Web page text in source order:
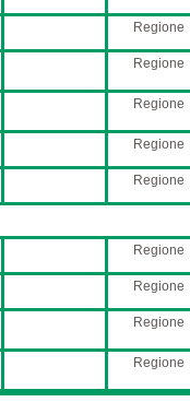
Regione
Regione
Regione
Regione
Regione
Regione
Regione
Regione
Regione